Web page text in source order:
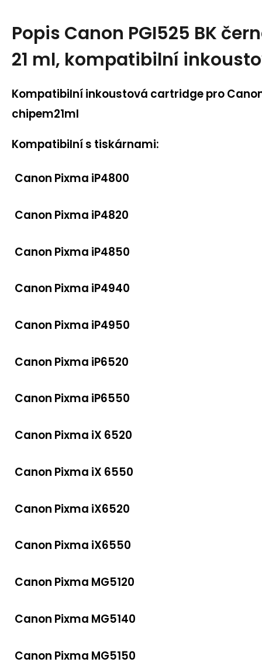
Popis Canon PGI525 BK
21 ml, kompatibilní
Kompatibilní inkoustová cartridge pro
chipem21ml
Kompatibilní s tiskárnami:
Canon Pixma iP4800
Canon Pixma iP4820
Canon Pixma iP4850
Canon Pixma iP4940
Canon Pixma iP4950
Canon Pixma iP6520
Canon Pixma iP6550
Canon Pixma iX 6520
Canon Pixma iX 6550
Canon Pixma iX6520
Canon Pixma iX6550
Canon Pixma MG5120
Canon Pixma MG5140
Canon Pixma MG5150